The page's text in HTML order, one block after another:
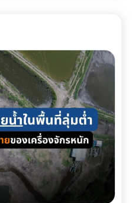
ย (Zero False Reject):
of Spec) เมื่อมาถึงโรงงาน
QC จะต้องตีกลับสินค้าทั้ง
วามเสถียรของผลิตภัณฑ์
วัตถุดิบที่คุณภาพคงที่ ช่วยให้
สำเร็จรูป (End-product) ได้
ขวด หรือเบเกอรี่ สีและรสชาติ
ายุการจัดเก็บ (Extended
หภูมิมาอย่างดีตั้งแต่ต้นทาง
โรงงานได้นานขึ้น ช่วยให้ฝ่าย
Time) ได้อย่างยืดหยุ่น
าหารรสมัทฉะ ไม่ได้เริ่มต้นที่
มต้นตั้งแต่การเลือกใช้วัตถุดิบ
า? เปรียบเทียบราคาและ
เชื่อถือได้ ออกใบกำกับภาษี
ได้เลย
การนำรถลำเลียงสินค้า
งในคลังสินค้าช่วยลดแรงงาน
ะเภทนี้มีการเคลื่อนที่ตลอด
คลียร์สิ่งกีดขวาง
ไม่ว่าจะเป็นแบบแถบแม่
(LiDAR) จะทำงานได้ดีที่สุดบน
ศษขยะบดบังเซนเซอร์ที่ตัวรถ
ต้องระบุเส้นทางการวิ่งของ
ากทางเดินของมนุษย์
0.5 เมตรตามมาตรฐาน และ
ยกที่หุ่นยนต์ต้องวิ่งผ่าน จัด
Zone): รถ AGV ยุคใหม่